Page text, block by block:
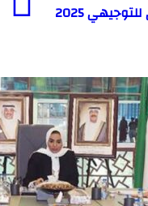
كيفية التسجيل للامتحان التكميلي للتوجيهي 2025